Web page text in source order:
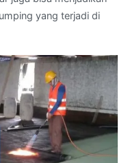
yang terjadi di